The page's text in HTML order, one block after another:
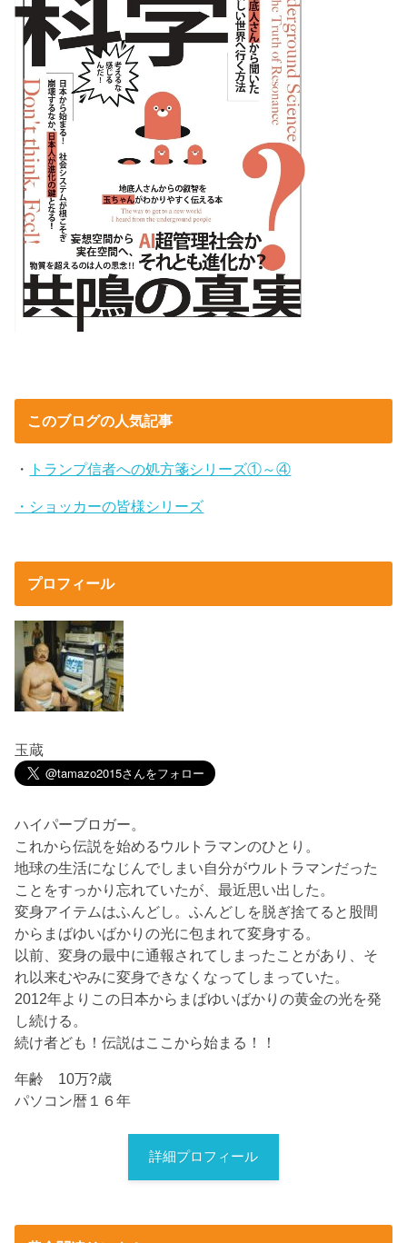
このブログの人気記事
・ トランプ信者への処方箋シリーズ①～④
・ショッカーの皆様シリーズ
プロフィール
玉蔵
ハイパーブロガー。
これから伝説を始めるウルトラマンのひとり。
地球の生活になじんでしまい自分がウルトラマンだった
ことをすっかり忘れていたが、最近思い出した。
変身アイテムはふんどし。ふんどしを脱ぎ捨てると股間
からまばゆいばかりの光に包まれて変身する。
以前、変身の最中に通報されてしまったことがあり、そ
れ以来むやみに変身できなくなってしまっていた。
2012年よりこの日本からまばゆいばかりの黄金の光を発
し続ける。
続け者ども！伝説はここから始まる！！
年齢 10万?歳
パソコン暦１６年
詳細プロフィール